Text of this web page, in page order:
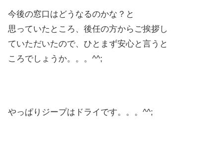
今後の窓口はどうなるのかな？と
思っていたところ、後任の方からご挨拶し
ていただいたので、ひとまず安心と言うと
ころでしょうか。。。^^;
やっぱりジープはドライです。。。^^;